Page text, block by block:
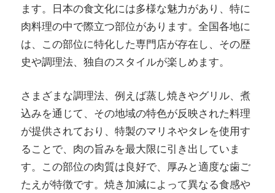
ます。日本の食文化には多様な魅力があり、特に
肉料理の中で際立つ部位があります。全国各地に
は、この部位に特化した専門店が存在し、その歴
史や調理法、独自のスタイルが楽しめます。
さまざまな調理法、例えば蒸し焼きやグリル、煮
込みを通じて、その地域の特色が反映された料理
が提供されており、特製のマリネやタレを使用す
ることで、肉の旨みを最大限に引き出していま
す。この部位の肉質は良好で、厚みと適度な歯ご
たえが特徴です。焼き加減によって異なる食感や